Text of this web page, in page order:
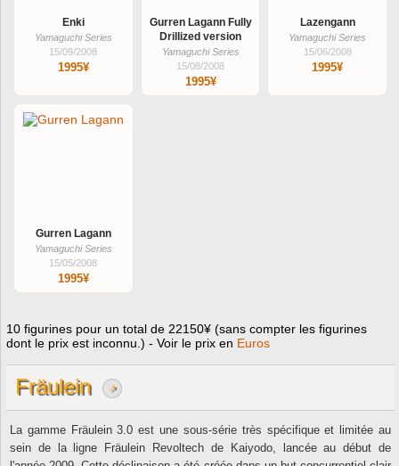
Enki
Yamaguchi Series
15/09/2008
1995¥
Gurren Lagann Fully
Drillized version
Yamaguchi Series
15/08/2008
1995¥
Lazengann
Yamaguchi Series
15/06/2008
1995¥
Gurren Lagann
Yamaguchi Series
15/05/2008
1995¥
10 figurines pour un total de 22150¥ (sans compter les figurines
dont le prix est inconnu.) - Voir le prix en Euros
Fräulein ↗
La gamme Fräulein 3.0 est une sous-série très spécifique et limitée au
sein de la ligne Fräulein Revoltech de Kaiyodo, lancée au début de